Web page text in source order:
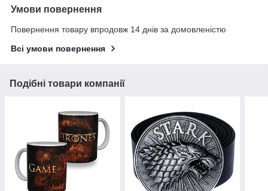
Умови повернення
Повернення товару впродовж 14 днів за домовленістю
Всі умови повернення
Подібні товари компанії